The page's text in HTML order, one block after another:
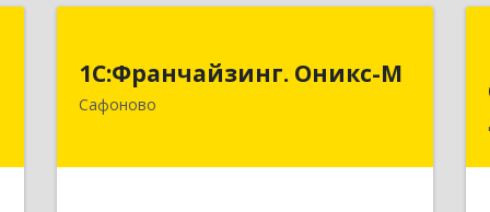
1С:Франчайзинг. Оникс-М
Сафоново
215500, Смоленская обл, Сафоновский
р-н, Сафоново г, Революционная ул,